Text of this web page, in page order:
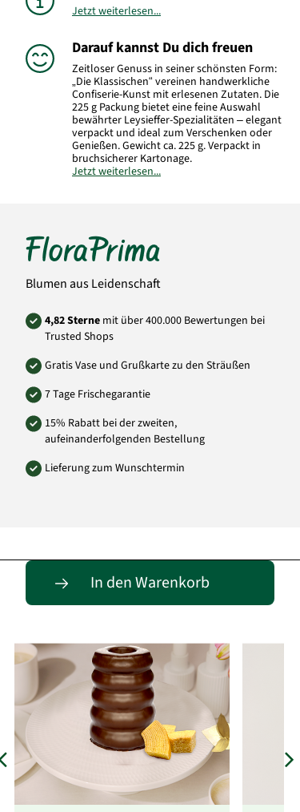
Jetzt weiterlesen...
Darauf kannst Du dich freuen
Zeitloser Genuss in seiner schönsten Form:
„Die Klassischen“ vereinen handwerkliche
Confiserie-Kunst mit erlesenen Zutaten. Die
225 g Packung bietet eine feine Auswahl
bewährter Leysieffer-Spezialitäten – elegant
verpackt und ideal zum Verschenken oder
Genießen. Gewicht ca. 225 g. Verpackt in
bruchsicherer Kartonage.
Jetzt weiterlesen...
Blumen aus Leidenschaft
4,82 Sterne mit über 400.000 Bewertungen bei
Trusted Shops
Gratis Vase und Grußkarte zu den Sträußen
7 Tage Frischegarantie
15% Rabatt bei der zweiten,
aufeinanderfolgenden Bestellung
Lieferung zum Wunschtermin
In den Warenkorb
Passende Alternativen